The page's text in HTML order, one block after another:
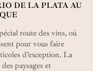
DE LA PLATA AU
route des vins, où
pour vous faire
d’exception. La
paysages et